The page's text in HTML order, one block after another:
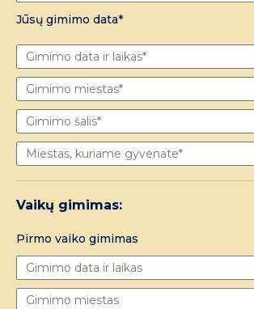
Jūsų gimimo data*
Vaikų gimimas:
Pirmo vaiko gimimas